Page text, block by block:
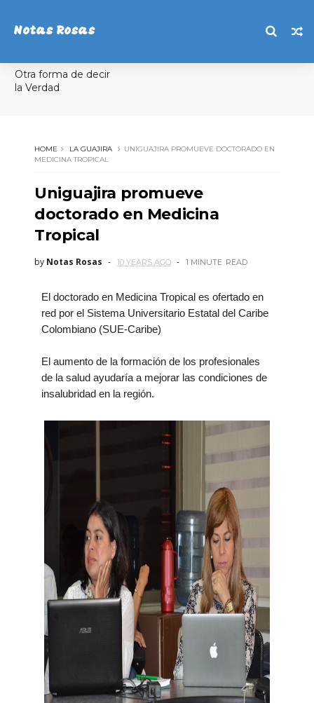
Notas Rosas
Otra forma de decir
la Verdad
HOME LA GUAJIRA
UNIGUAJIRA PROMUEVE DOCTORADO EN
MEDICINA TROPICAL
Uniguajira promueve
doctorado en Medicina
Tropical
by Notas Rosas 10 YEARS AGO 1 MINUTE READ
El doctorado en Medicina Tropical es ofertado en
red por el Sistema Universitario Estatal del Caribe
Colombiano (SUE-Caribe)
El aumento de la formación de los profesionales
de la salud ayudaría a mejorar las condiciones de
insalubridad en la región.